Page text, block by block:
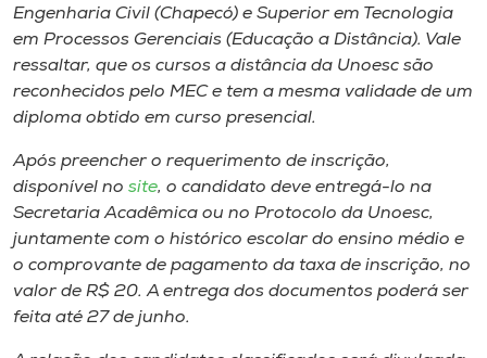
A-
Engenharia Civil (Chapecó) e Superior em Tecnologia
em Processos Gerenciais (Educação a Distância). Vale
ressaltar, que os cursos a distância da Unoesc são
reconhecidos pelo MEC e tem a mesma validade de um
diploma obtido em curso presencial.
Após preencher o requerimento de inscrição,
disponível no site, o candidato deve entregá-lo na
Secretaria Acadêmica ou no Protocolo da Unoesc,
juntamente com o histórico escolar do ensino médio e
o comprovante de pagamento da taxa de inscrição, no
valor de R$ 20. A entrega dos documentos poderá ser
feita até 27 de junho.